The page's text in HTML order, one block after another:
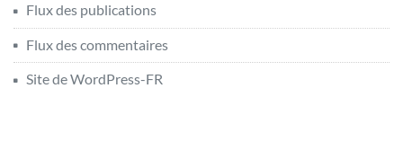
Flux des publications
Flux des commentaires
Site de WordPress-FR